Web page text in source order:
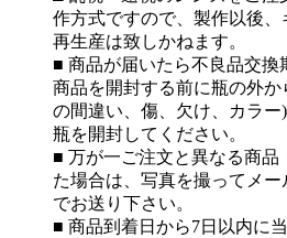
作方式ですので、製作以後、
再生産は致しかねます。
■ 商品が届いたら不良品交換
商品を開封する前に瓶の外
の間違い、傷、欠け、カラ
瓶を開封してください。
■ 万が一ご注文と異なる商品
た場合は、写真を撮ってメー
でお送り下さい。
■ 商品到着日から7日以内に